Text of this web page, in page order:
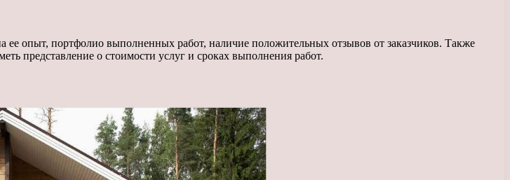
опыт, портфолио выполненных работ, наличие положительных отзывов от заказчиков. Также
представление о стоимости услуг и сроках выполнения работ.